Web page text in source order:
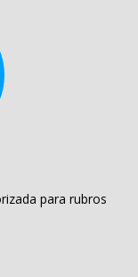
para rubros